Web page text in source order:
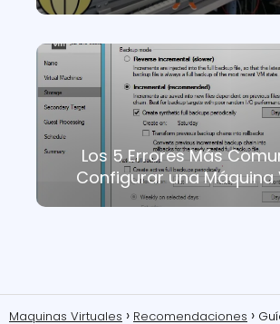
Los 5 Errores Más
Configurar una Máquina
Maquinas Virtuales Recomendaciones